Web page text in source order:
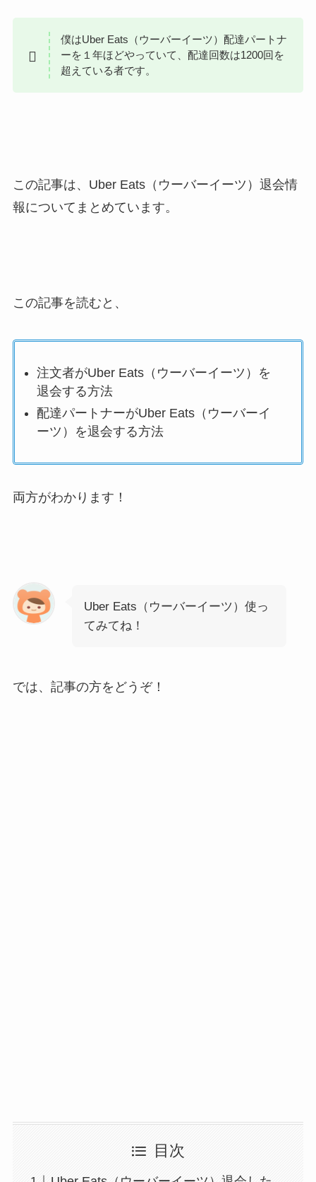
僕はUber Eats（ウーバーイーツ）配達パートナ
ーを１年ほどやっていて、配達回数は1200回を
超えている者です。
この記事は、Uber Eats（ウーバーイーツ）退会情
報についてまとめています。
この記事を読むと、
注文者がUber Eats（ウーバーイーツ）を
退会する方法
配達パートナーがUber Eats（ウーバーイ
ーツ）を退会する方法
両方がわかります！
Uber Eats（ウーバーイーツ）使っ
てみてね！
では、記事の方をどうぞ！
目次